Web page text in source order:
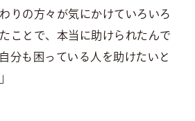
りの方々が気にかけていろいろ
ことで、本当に助けられたんで
分も困っている人を助けたいと